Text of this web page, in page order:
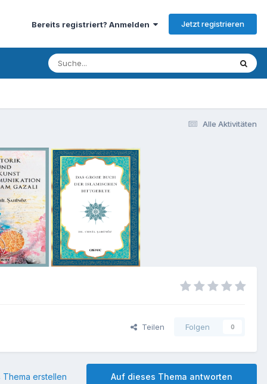
Bereits registriert? Anmelden Jetzt registrieren
Alle Aktivitäten
Teilen Folgen 0
Auf dieses Thema antworten
Thema erstellen